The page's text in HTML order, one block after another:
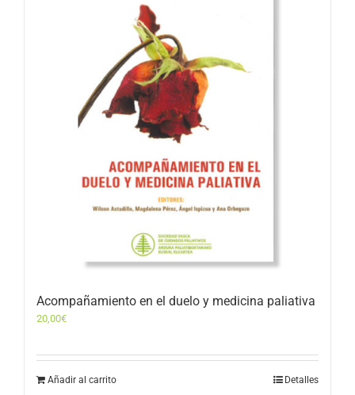
Acompañamiento en el duelo y medicina paliativa
20,00€
Añadir al carrito Detalles